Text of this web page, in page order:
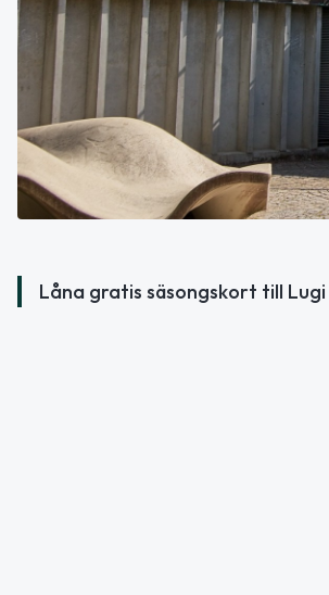
Låna gratis säsongskort till